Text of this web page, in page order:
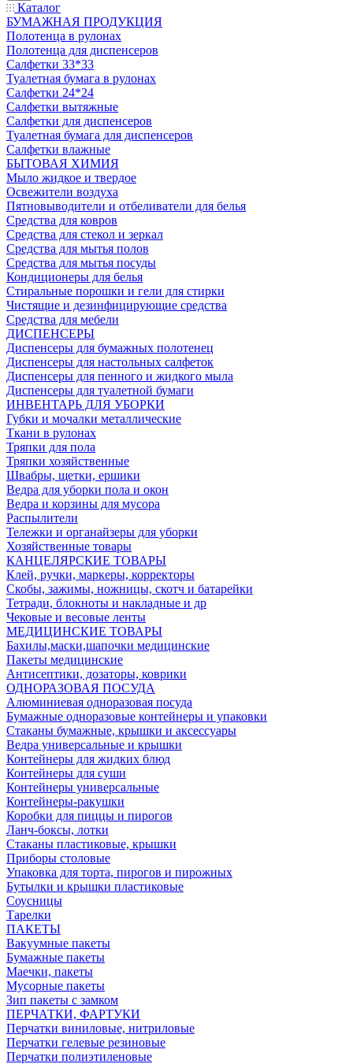
Каталог
БУМАЖНАЯ ПРОДУКЦИЯ
Полотенца в рулонах
Полотенца для диспенсеров
Салфетки 33*33
Туалетная бумага в рулонах
Салфетки 24*24
Салфетки вытяжные
Салфетки для диспенсеров
Туалетная бумага для диспенсеров
Салфетки влажные
БЫТОВАЯ ХИМИЯ
Мыло жидкое и твердое
Освежители воздуха
Пятновыводители и отбеливатели для белья
Средства для ковров
Средства для стекол и зеркал
Средства для мытья полов
Средства для мытья посуды
Кондиционеры для белья
Стиральные порошки и гели для стирки
Чистящие и дезинфицирующие средства
Средства для мебели
ДИСПЕНСЕРЫ
Диспенсеры для бумажных полотенец
Диспенсеры для настольных салфеток
Диспенсеры для пенного и жидкого мыла
Диспенсеры для туалетной бумаги
ИНВЕНТАРЬ ДЛЯ УБОРКИ
Губки и мочалки металлические
Ткани в рулонах
Тряпки для пола
Тряпки хозяйственные
Швабры, щетки, ершики
Ведра для уборки пола и окон
Ведра и корзины для мусора
Распылители
Тележки и органайзеры для уборки
Хозяйственные товары
КАНЦЕЛЯРСКИЕ ТОВАРЫ
Клей, ручки, маркеры, корректоры
Скобы, зажимы, ножницы, скотч и батарейки
Тетради, блокноты и накладные и др
Чековые и весовые ленты
МЕДИЦИНСКИЕ ТОВАРЫ
Бахилы,маски,шапочки медицинские
Пакеты медицинские
Антисептики, дозаторы, коврики
ОДНОРАЗОВАЯ ПОСУДА
Алюминиевая одноразовая посуда
Бумажные одноразовые контейнеры и упаковки
Стаканы бумажные, крышки и аксессуары
Ведра универсальные и крышки
Контейнеры для жидких блюд
Контейнеры для суши
Контейнеры универсальные
Контейнеры-ракушки
Коробки для пиццы и пирогов
Ланч-боксы, лотки
Стаканы пластиковые, крышки
Приборы столовые
Упаковка для торта, пирогов и пирожных
Бутылки и крышки пластиковые
Соусницы
Тарелки
ПАКЕТЫ
Вакуумные пакеты
Бумажные пакеты
Маечки, пакеты
Мусорные пакеты
Зип пакеты с замком
ПЕРЧАТКИ, ФАРТУКИ
Перчатки виниловые, нитриловые
Перчатки гелевые резиновые
Перчатки полиэтиленовые